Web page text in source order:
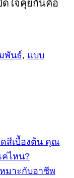
ดใจคุยกันคือ
พันธ์, แบบ
สีเบื้องต้น คุณ
ค่ไหน?